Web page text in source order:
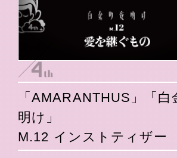
「AMARANTHUS」「白
明け」
M.12 インストティザー